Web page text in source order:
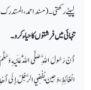
لپیٹے رکھتی۔ (مسند احمد ،
تنہائی میں فرشتوں کا حیاء کرو۔
أَنّ رَسُولَ اللَّهِ صَلَّى اللَّهُ عَلَيْهِ
الْغَائِطِ، وَحِينَ يُفْضِي الرَّجُلُ إِلَى